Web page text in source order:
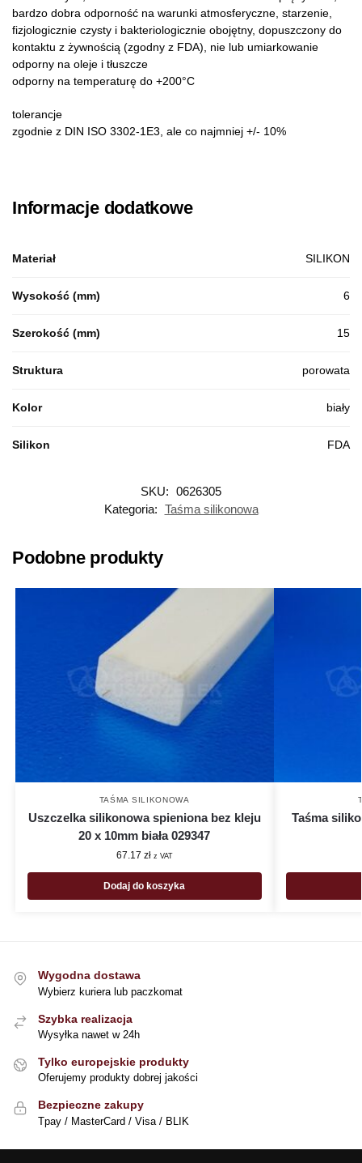
bardzo dobra odporność na warunki atmosferyczne, starzenie,
fizjologicznie czysty i bakteriologicznie obojętny, dopuszczony do
kontaktu z żywnością (zgodny z FDA), nie lub umiarkowanie
odporny na oleje i tłuszcze
odporny na temperaturę do +200°C
tolerancje
zgodnie z DIN ISO 3302-1E3, ale co najmniej +/- 10%
Informacje dodatkowe
Materiał SILIKON
Wysokość (mm) 6
Szerokość (mm) 15
Struktura porowata
Kolor biały
Silikon FDA
SKU: 0626305
Kategoria: Taśma silikonowa
Podobne produkty
TAŚMA SILIKONOWA
Uszczelka silikonowa spieniona bez kleju
20 x 10mm biała 029347
67.17 zł z VAT
Dodaj do koszyka
Taśma
Wygodna dostawa
Wybierz kuriera lub paczkomat
Szybka realizacja
Wysyłka nawet w 24h
Tylko europejskie produkty
Oferujemy produkty dobrej jakości
Bezpieczne zakupy
Tpay / MasterCard / Visa / BLIK